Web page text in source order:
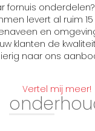
fornuis
levert al ruim
en
klanten de
naar ons
Vertel mij meer!